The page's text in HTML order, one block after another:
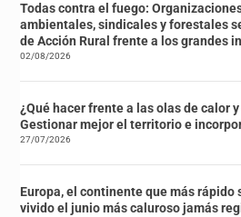
Todas contra el fuego:
ambientales, sindicales y forestales
de Acción Rural frente a los grandes
02/08/2026
¿Qué hacer frente a las olas de calor
Gestionar mejor el territorio e
27/07/2026
Europa, el continente que más rápido
vivido el junio más caluroso jamás